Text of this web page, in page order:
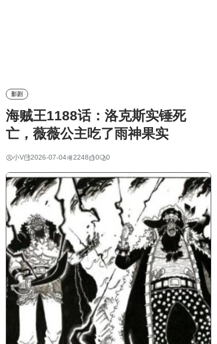
影剧
海贼王1188话：洛克斯实锤死
亡，薇薇公主吃了雨神果实
小V 2026-07-04 2248 0 0